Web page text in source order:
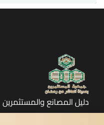
دليل المصانع والمستثمرين
الأول